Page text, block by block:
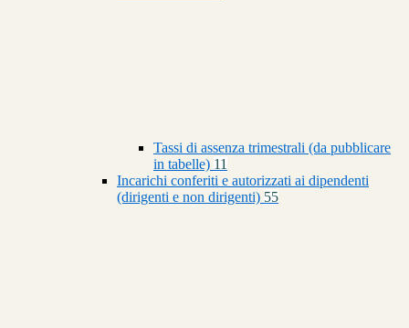
Tassi di assenza trimestrali (da pubblicare
in tabelle) 11
Incarichi conferiti e autorizzati ai dipendenti
(dirigenti e non dirigenti) 55